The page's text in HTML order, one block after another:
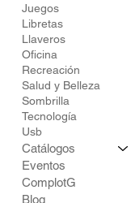
Juegos
Libretas
Llaveros
Oficina
Recreación
Salud y Belleza
Sombrilla
Tecnología
Usb
Catálogos
Eventos
ComplotG
Blog